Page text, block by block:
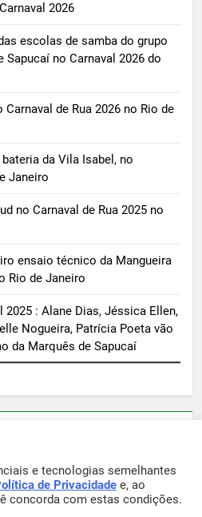
2026
escolas de samba do grupo
Sapucaí no Carnaval 2026 do
de Rua 2026 no Rio de
da Vila Isabel, no
Janeiro
no Carnaval de Rua 2025 no
ensaio técnico da Mangueira
Rio de Janeiro
2025 : Alane Dias, Jéssica Ellen,
Nogueira, Patrícia Poeta vão
da Marquês de Sapucaí
ByBlazeThemes.
e tecnologias semelhantes
de Privacidade e, ao
concorda com estas condições.